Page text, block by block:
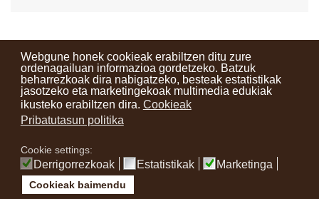
Webgune honek cookieak erabiltzen ditu zure
ordenagailuan informazioa gordetzeko. Batzuk
beharrezkoak dira nabigatzeko, besteak estatistikak
jasotzeko eta marketingekoak multimedia edukiak
ikusteko erabiltzen dira. Cookieak
Pribatutasun politika
Cookie settings:
Derrigorrezkoak Estatistikak Marketinga
Cookieak baimendu
Kontaktuak Erabilera baldintzak Lege oharra
Berriak
Zure iritzia
facebookyoutube